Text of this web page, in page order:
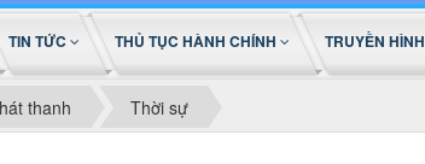
TIN TỨC THỦ TỤC HÀNH CHÍNH TRUYỀN HÌNH
thanh Thời sự